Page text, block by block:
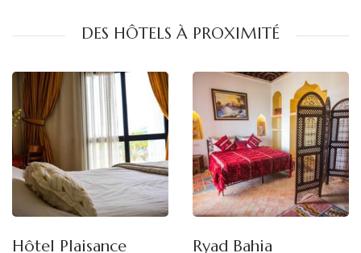
DES HÔTELS À PROXIMITÉ
Hôtel Plaisance Ryad Bahia